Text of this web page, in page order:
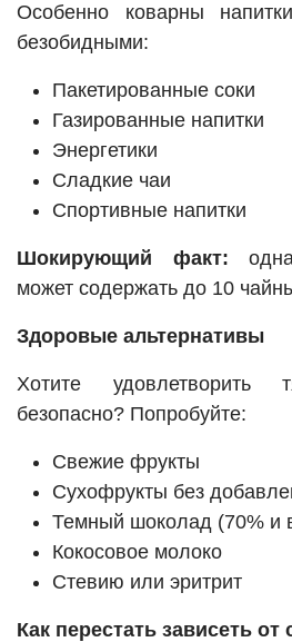
Особенно коварны
безобидными:
Пакетированные соки
Газированные напитки
Энергетики
Сладкие чаи
Спортивные напитки
Шокирующий факт:
может содержать до 10
Здоровые альтернативы
Хотите удовлетворить
безопасно? Попробуйте:
Свежие фрукты
Сухофрукты без
Темный шоколад (70% и
Кокосовое молоко
Стевию или эритрит
Как перестать зависеть от